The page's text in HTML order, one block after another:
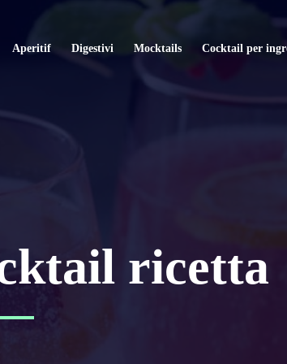
Aperitif Digestivi Mocktails Cocktail per
ricetta